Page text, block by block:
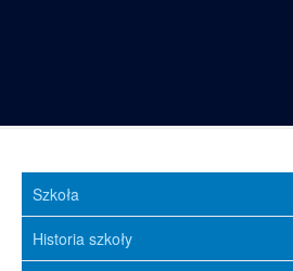
Szkoła
Historia szkoły